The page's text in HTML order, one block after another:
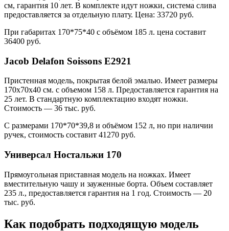
см, гарантия 10 лет. В комплекте идут ножки, система слива
предоставляется за отдельную плату. Цена: 33720 руб.
При габаритах 170*75*40 с объёмом 185 л. цена составит
36400 руб.
Jacob Delafon Soissons E2921
Пристенная модель, покрытая белой эмалью. Имеет размеры
170х70х40 см. с объемом 158 л. Предоставляется гарантия на
25 лет. В стандартную комплектацию входят ножки.
Стоимость — 36 тыс. руб.
С размерами 170*70*39,8 и объёмом 152 л, но при наличии
ручек, стоимость составит 41270 руб.
Универсал Ностальжи 170
Прямоугольная приставная модель на ножках. Имеет
вместительную чашу и зауженные борта. Объем составляет
235 л., предоставляется гарантия на 1 год. Стоимость — 20
тыс. руб.
Как подобрать подходящую модель